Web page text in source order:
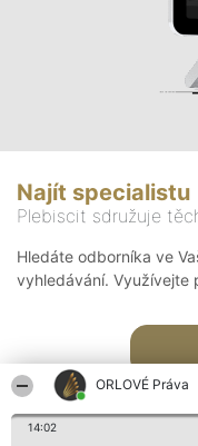
ORLOVÉ Práva
14:02
Najít specialistu
Plebiscit sdružuje
Hledáte odborníka ve
vyhledávání. Využívejte